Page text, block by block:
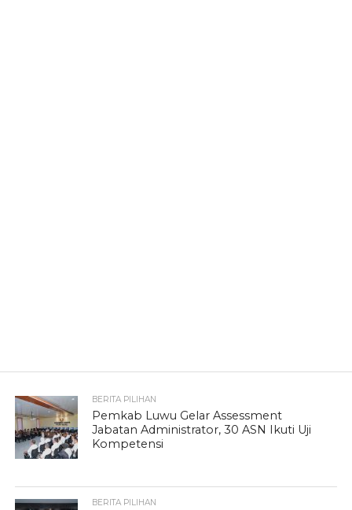
BERITA PILIHAN
Pemkab Luwu Gelar Assessment
Jabatan Administrator, 30 ASN Ikuti Uji
Kompetensi
BERITA PILIHAN